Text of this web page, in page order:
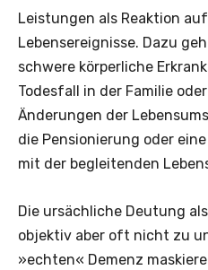
Leistungen als Reaktion
Lebensereignisse. Dazu
schwere körperliche
Todesfall in der Familie
Änderungen der
die Pensionierung oder
mit der begleitenden
Die ursächliche Deutung
objektiv aber oft nicht zu
»echten« Demenz